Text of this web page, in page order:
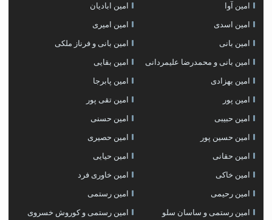
امین آوا امین ابادیان
امین اسدی امین امیری
امین بانی امین بانی و فرناز ملکی
امین بانی و محمدرضا علیمردانی امین بقایی
امین بهزادی امین پابرجا
امین پور امین تقی پور
امین حبیبی امین حسنی
امین حسین پور امین حصیری
امین حقانی امین حیایی
امین خاکی امین خاوری فرد
امین رحیمی امین رستمی
امین رستمی و ساسان سلو امین رستمی و کوروش خسروی